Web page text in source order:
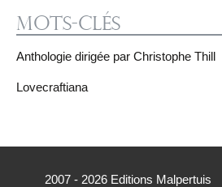
Mots-clés
Anthologie dirigée par Christophe Thill
Lovecraftiana
2007 - 2026 Editions Malpertuis